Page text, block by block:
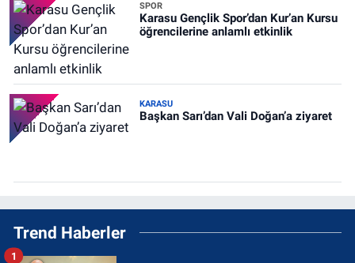
SPOR
Karasu Gençlik Spor’dan Kur’an Kursu
öğrencilerine anlamlı etkinlik
KARASU
Başkan Sarı’dan Vali Doğan’a ziyaret
Trend Haberler
1